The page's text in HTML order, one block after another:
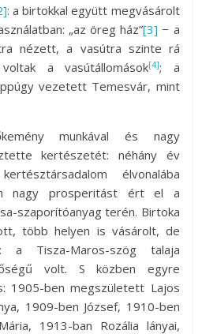
: a birtokkal együtt megvásárolt
„az öreg ház”[3] − a
nézett, a vasútra szinte rá
a vasútállomások[4]; a
vezetett Temesvár, mint
munkával és nagy
kertészetét: néhány év
élvonalába
nagy prosperitást ért el a
szaporítóanyag terén. Birtoka
több helyen is vásárolt, de
Tisza-Maros-szög talaja
volt. S közben egyre
1905-ben megszületett Lajos
1909-ben József, 1910-ben
1913-ban Rozália lányai,